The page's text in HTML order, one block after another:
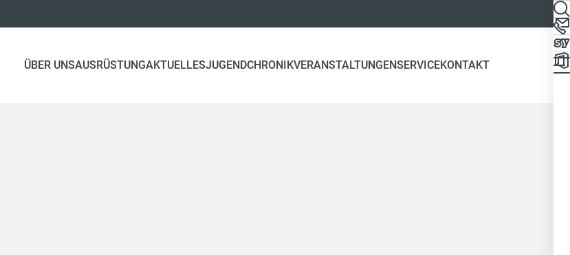
ÜBER UNSAUSRÜSTUNGAKTUELLESJUGENDCHRONIKVERANSTALTUNGENSERVICEKONTAKT